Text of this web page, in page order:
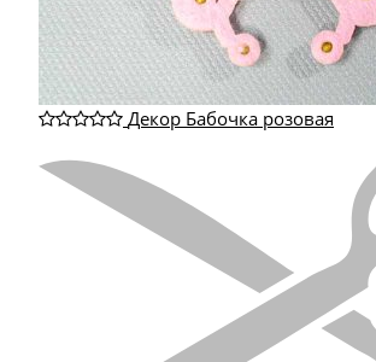
Декор Бабочка розовая